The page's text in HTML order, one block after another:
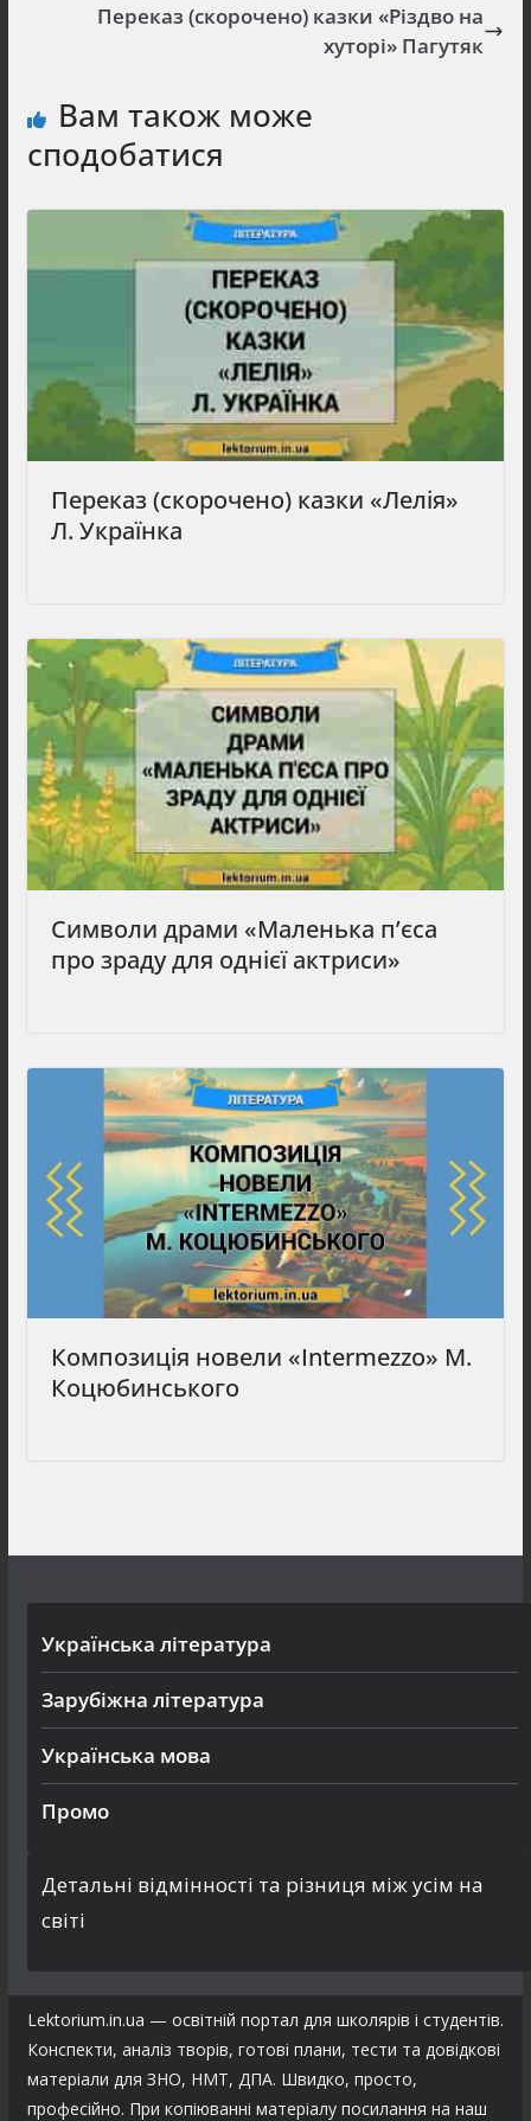
Переказ (скорочено) казки «Різдво на
хуторі» Пагутяк
Вам також може
сподобатися
Переказ (скорочено) казки «Лелія»
Л. Українка
Символи драми «Маленька п’єса
про зраду для однієї актриси»
Композиція новели «Intermezzo» М.
Коцюбинського
Українська література
Зарубіжна література
Українська мова
Промо
Детальні відмінності та різниця між усім на
світі
Lektorium.in.ua — освітній портал для школярів і студентів.
Конспекти, аналіз творів, готові плани, тести та довідкові
матеріали для ЗНО, НМТ, ДПА. Швидко, просто,
професійно. При копіюванні матеріалу посилання на наш